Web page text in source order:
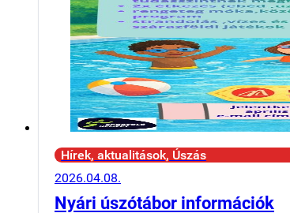
Hírek, aktualitások, Úszás
2026.04.08.
Nyári úszótábor információk